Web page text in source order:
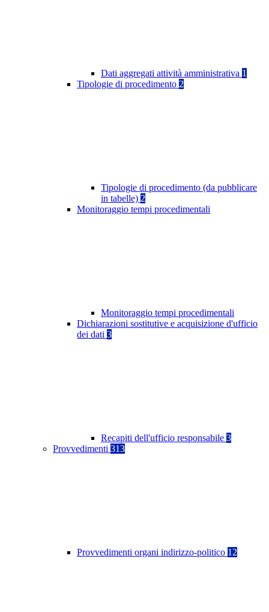
Dati aggregati attività amministrativa 1
Tipologie di procedimento 2
Tipologie di procedimento (da pubblicare
in tabelle) 2
Monitoraggio tempi procedimentali
Monitoraggio tempi procedimentali
Dichiarazioni sostitutive e acquisizione d'ufficio
dei dati 3
Recapiti dell'ufficio responsabile 3
Provvedimenti 313
Provvedimenti organi indirizzo-politico 12